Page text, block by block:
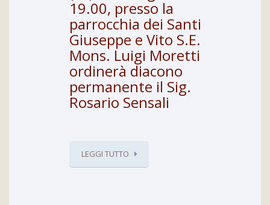
19.00, presso la
parrocchia dei Santi
Giuseppe e Vito S.E.
Mons. Luigi Moretti
ordinerà diacono
permanente il Sig.
Rosario Sensali
LEGGI TUTTO